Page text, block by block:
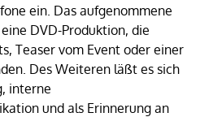
ein. Das aufgenommene
DVD-Produktion, die
Teaser vom Event oder einer
Des Weiteren läßt es sich
interne
und als Erinnerung an